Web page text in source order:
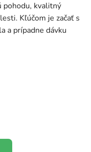
pohodu, kvalitný
Kľúčom je začať s
a prípadne dávku